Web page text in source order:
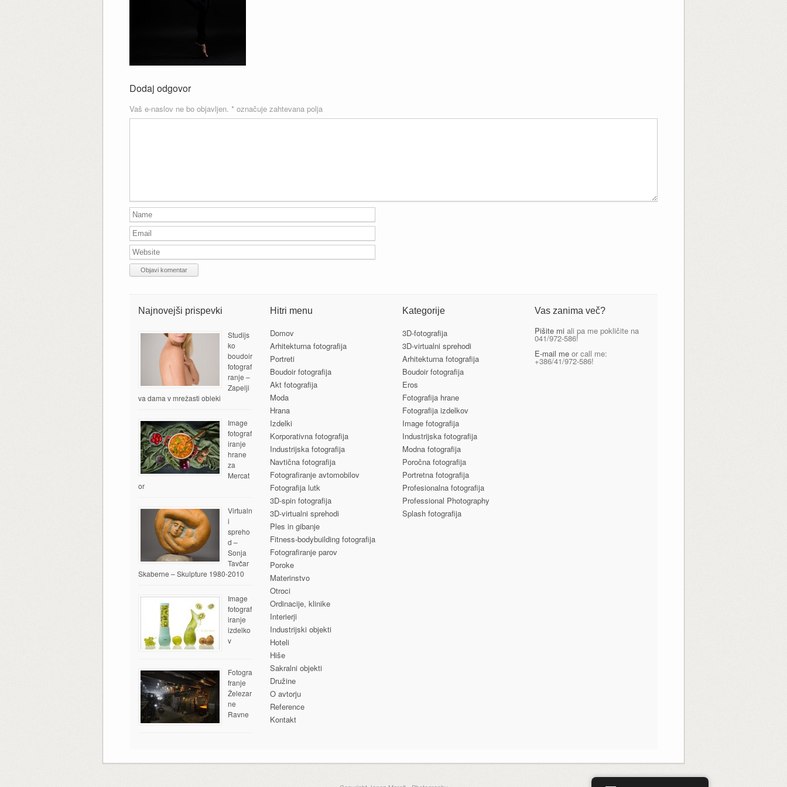
Dodaj odgovor
Vaš e-naslov ne bo objavljen. *označuje zahtevana polja
Najnovejši prispevki
Studijs
ko
boudoir
fotograf
ranje –
Zapelji
va dama v mrežasti obleki
Image
fotograf
iranje
hrane
za
Mercat
or
Virtualn
i
spreho
d –
Sonja
Tavčar
Skaberne – Skulpture 1980-2010
Image
fotograf
iranje
izdelko
v
Fotogra
franje
Železar
ne
Ravne
Hitri menu
Domov
Arhitekturna fotografija
Portreti
Boudoir fotografija
Akt fotografija
Moda
Hrana
Izdelki
Korporativna fotografija
Industrijska fotografija
Navtična fotografija
Fotografiranje avtomobilov
Fotografija lutk
3D-spin fotografija
3D-virtualni sprehodi
Ples in gibanje
Fitness-bodybuilding fotografija
Fotografiranje parov
Poroke
Materinstvo
Otroci
Ordinacije, klinike
Interierji
Industrijski objekti
Hoteli
Hiše
Sakralni objekti
Družine
O avtorju
Reference
Kontakt
Kategorije
3D-fotografija
3D-virtualni sprehodi
Arhitekturna fotografija
Boudoir fotografija
Eros
Fotografija hrane
Fotografija izdelkov
Image fotografija
Industrijska fotografija
Modna fotografija
Poročna fotografija
Portretna fotografija
Profesionalna fotografija
Professional Photography
Splash fotografija
Vas zanima več?
Pišite mi ali pa me pokličite na
041/972-586!
E-mail meor call me:
+386/41/972-586!